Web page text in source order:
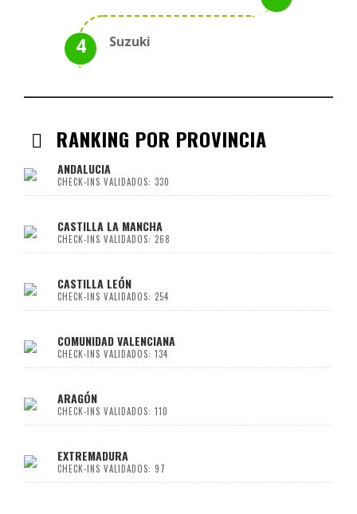
Suzuki
RANKING POR PROVINCIA
ANDALUCIA
CHECK-INS VALIDADOS: 330
CASTILLA LA MANCHA
CHECK-INS VALIDADOS: 268
CASTILLA LEÓN
CHECK-INS VALIDADOS: 254
COMUNIDAD VALENCIANA
CHECK-INS VALIDADOS: 134
ARAGÓN
CHECK-INS VALIDADOS: 110
EXTREMADURA
CHECK-INS VALIDADOS: 97